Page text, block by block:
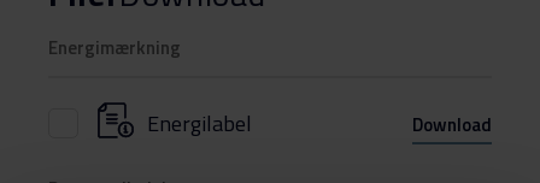
Energimærkning
Energilabel Download